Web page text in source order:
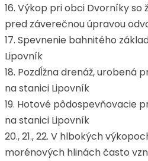
16. Výkop pri obci Dvorníky so
pred záverečnou úpravou
17. Spevnenie bahnitého
Lipovník
18. Pozdĺžna drenáž, urobená
na stanici Lipovník
19. Hotové pôdospevňovacie
na stanici Lipovník
20., 21., 22. V hlbokých
morénových hlinách často